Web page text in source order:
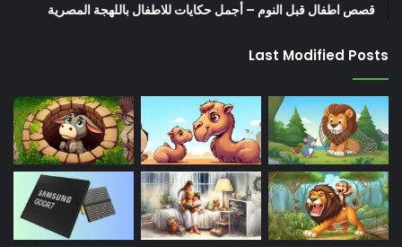
قصص اطفال قبل النوم – أجمل حكايات للاطفال باللهجة المصرية
Last Modified Posts